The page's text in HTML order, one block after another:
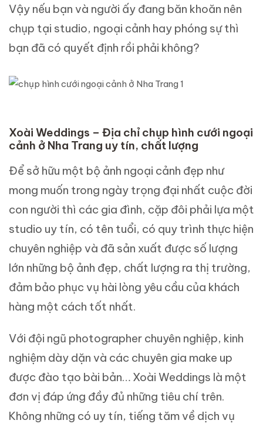
Vậy nếu bạn và người ấy đang băn khoăn nên
chụp tại studio, ngoại cảnh hay phóng sự thì
bạn đã có quyết định rồi phải không?
Xoài Weddings – Địa chỉ chụp hình cưới ngoại
cảnh ở Nha Trang uy tín, chất lượng
Để sở hữu một bộ ảnh ngoại cảnh đẹp như
mong muốn trong ngày trọng đại nhất cuộc đời
con người thì các gia đình, cặp đôi phải lựa một
studio uy tín, có tên tuổi, có quy trình thực hiện
chuyên nghiệp và đã sản xuất được số lượng
lớn những bộ ảnh đẹp, chất lượng ra thị trường,
đảm bảo phục vụ hài lòng yêu cầu của khách
hàng một cách tốt nhất.
Với đội ngũ photographer chuyên nghiệp, kinh
nghiệm dày dặn và các chuyên gia make up
được đào tạo bài bản… Xoài Weddings là một
đơn vị đáp ứng đầy đủ những tiêu chí trên.
Không những có uy tín, tiếng tăm về dịch vụ